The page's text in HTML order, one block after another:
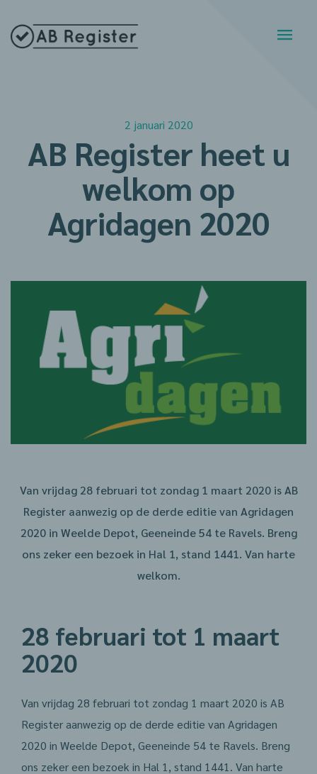
2 januari 2020
AB Register heet u
welkom op
Agridagen 2020
Van vrijdag 28 februari tot zondag 1 maart 2020 is AB
Register aanwezig op de derde editie van Agridagen
2020 in Weelde Depot, Geeneinde 54 te Ravels. Breng
ons zeker een bezoek in Hal 1, stand 1441. Van harte
welkom.
28 februari tot 1 maart
2020
Van vrijdag 28 februari tot zondag 1 maart 2020 is AB
Register aanwezig op de derde editie van Agridagen
2020 in Weelde Depot, Geeneinde 54 te Ravels. Breng
ons zeker een bezoek in Hal 1, stand 1441. Van harte